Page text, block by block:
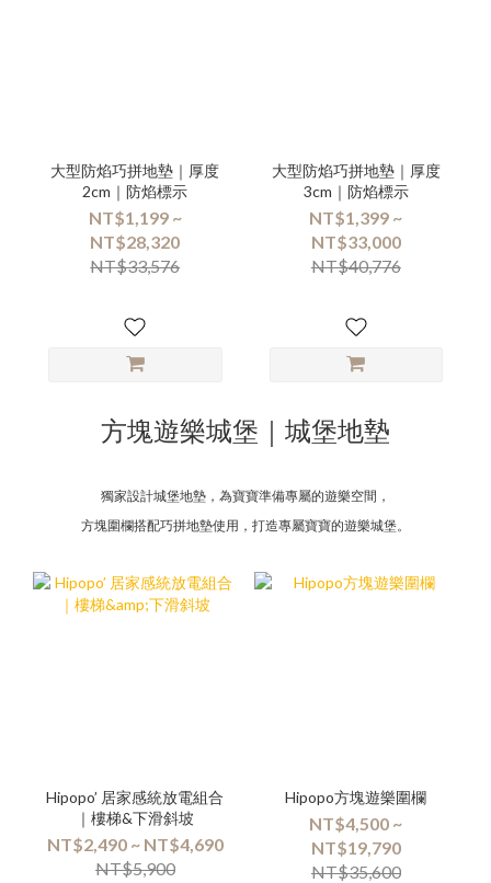
大型防焰巧拼地墊｜厚度
2cm｜防焰標示
NT$1,199 ~
NT$28,320
NT$33,576
大型防焰巧拼地墊｜厚度
3cm｜防焰標示
NT$1,399 ~
NT$33,000
NT$40,776
方塊遊樂城堡｜城堡地墊
獨家設計城堡地墊，為寶寶準備專屬的遊樂空間，
方塊圍欄搭配巧拼地墊使用，打造專屬寶寶的遊樂城堡。
Hipopo’ 居家感統放電組合
｜樓梯&下滑斜坡
NT$2,490 ~ NT$4,690
NT$5,900
Hipopo方塊遊樂圍欄
NT$4,500 ~
NT$19,790
NT$35,600